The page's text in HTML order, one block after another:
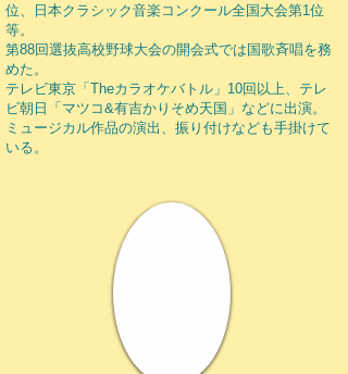
位、日本クラシック音楽コンクール全国大会第1位
等。
第88回選抜高校野球大会の開会式では国歌斉唱を務
めた。
テレビ東京「Theカラオケバトル」10回以上、テレ
ビ朝日「マツコ&有吉かりそめ天国」などに出演。
ミュージカル作品の演出、振り付けなども手掛けて
いる。